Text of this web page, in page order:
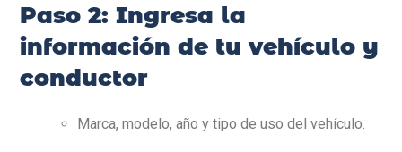
Paso 2: Ingresa la
información de tu vehículo y
conductor
Marca, modelo, año y tipo de uso del vehículo.